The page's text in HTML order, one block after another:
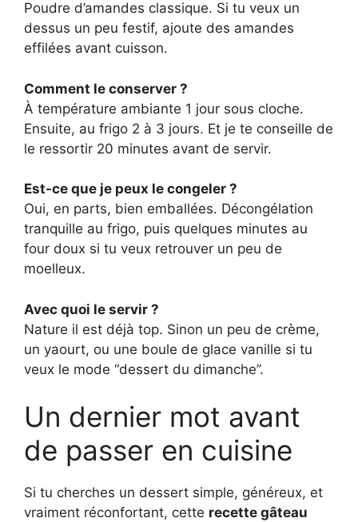
Poudre d’amandes classique. Si tu veux un
dessus un peu festif, ajoute des amandes
effilées avant cuisson.
Comment le conserver ?
À température ambiante 1 jour sous cloche.
Ensuite, au frigo 2 à 3 jours. Et je te conseille de
le ressortir 20 minutes avant de servir.
Est-ce que je peux le congeler ?
Oui, en parts, bien emballées. Décongélation
tranquille au frigo, puis quelques minutes au
four doux si tu veux retrouver un peu de
moelleux.
Avec quoi le servir ?
Nature il est déjà top. Sinon un peu de crème,
un yaourt, ou une boule de glace vanille si tu
veux le mode “dessert du dimanche”.
Un dernier mot avant
de passer en cuisine
Si tu cherches un dessert simple, généreux, et
vraiment réconfortant, cette recette gâteau